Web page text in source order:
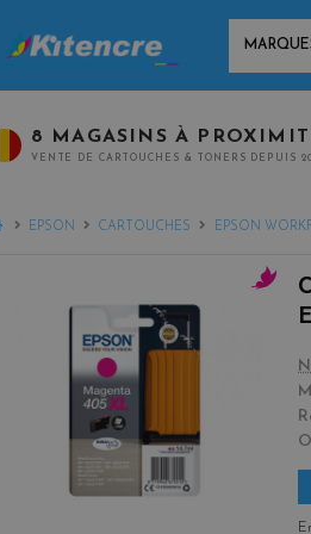
8 MAGASINS À
VENTE DE CARTOUCHES & TONERS DEPUIS
HOMEEPSON CARTOUCHES EPSON